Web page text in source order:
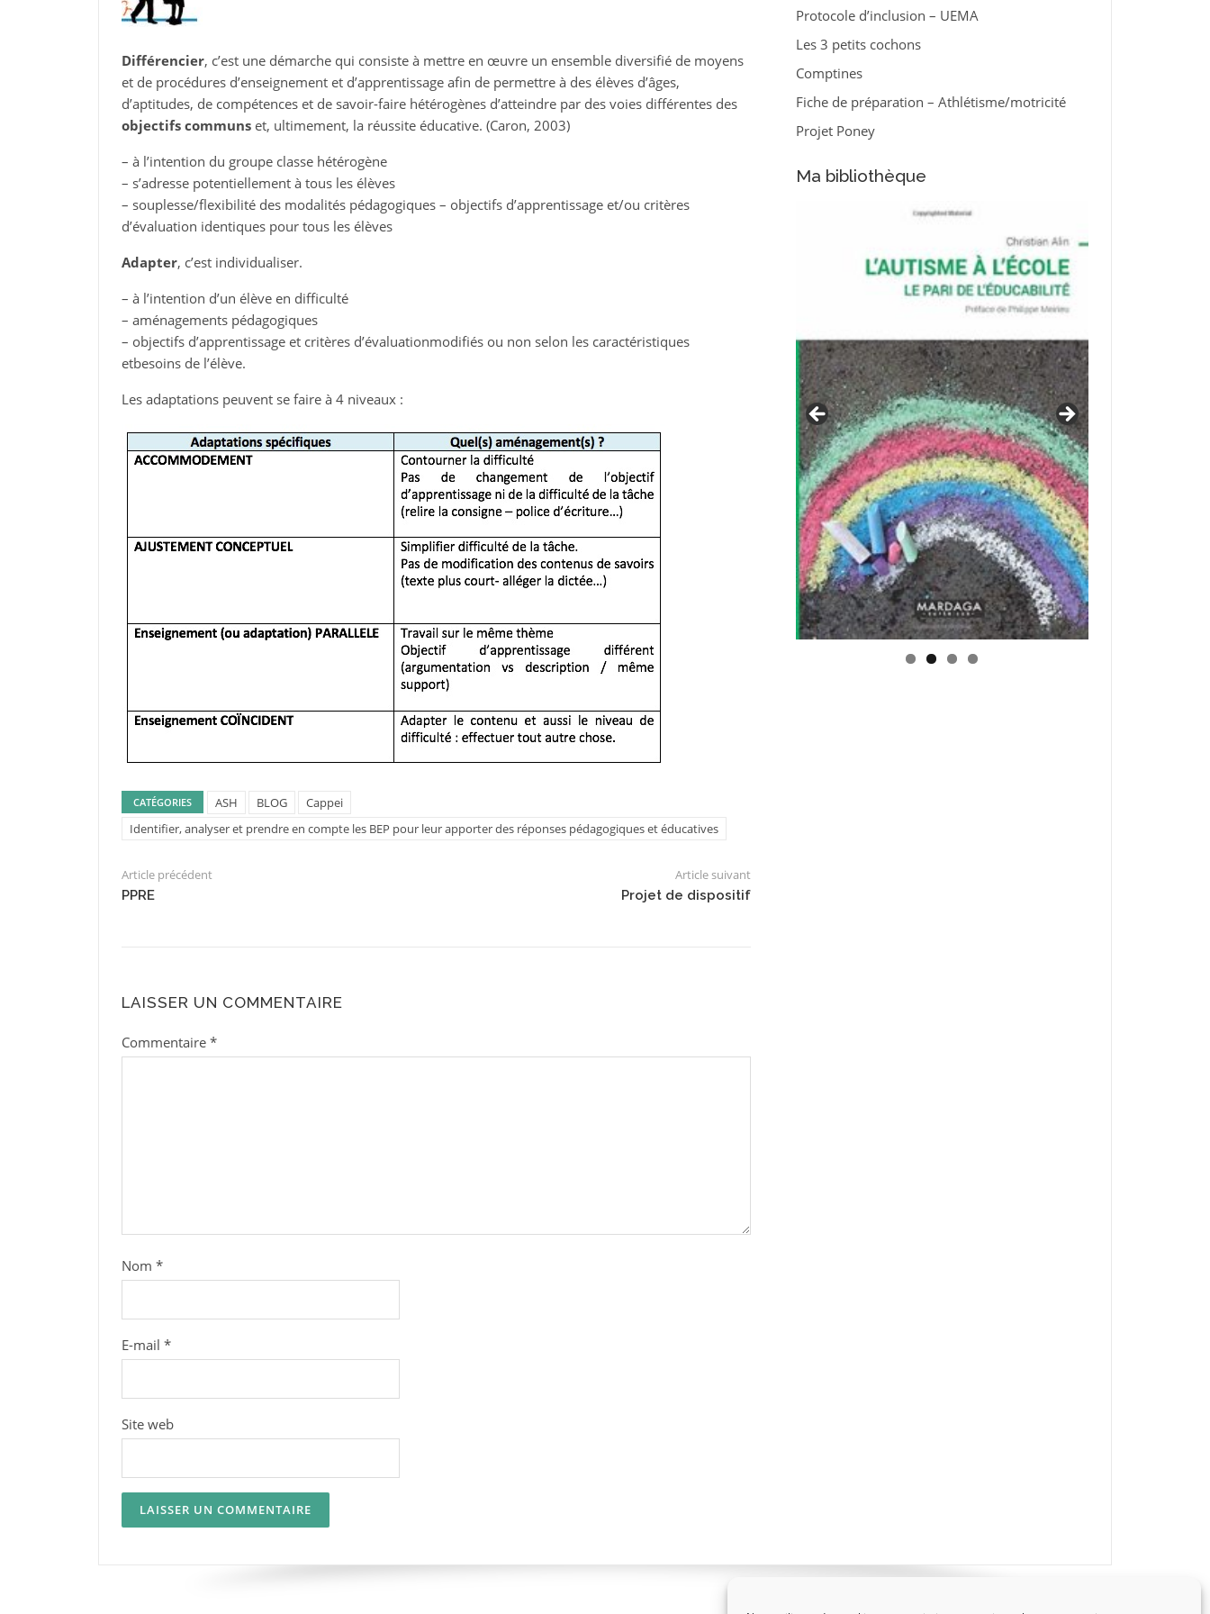
Différencier, c’est une démarche qui consiste à mettre en œuvre un ensemble diversifié de moyens
et de procédures d’enseignement et d’apprentissage afin de permettre à des élèves d’âges,
d’aptitudes, de compétences et de savoir-faire hétérogènes d’atteindre par des voies différentes des
objectifs communset, ultimement, la réussite éducative. (Caron, 2003)
– à l’intention du groupe classe hétérogène
– s’adresse potentiellement à tous les élèves
– souplesse/flexibilité des modalités pédagogiques – objectifs d’apprentissage et/ou critères
d’évaluation identiques pour tous les élèves
Adapter, c’est individualiser.
– à l’intention d’un élève en difficulté
– aménagements pédagogiques
– objectifs d’apprentissage et critères d’évaluationmodifiés ou non selon les caractéristiques
etbesoins de l’élève.
Les adaptations peuvent se faire à 4 niveaux :
CATÉGORIES ASH BLOG
Cappei
Identifier, analyser et prendre en compte les BEP pour leur apporter des réponses pédagogiques et éducatives
Article précédent
PPRE
Article suivant
Projet de dispositif
LAISSER UN COMMENTAIRE
Commentaire *
Nom *
E-mail *
Site web
Protocole d’inclusion – UEMA
Les 3 petits cochons
Comptines
Fiche de préparation – Athlétisme/motricité
Projet Poney
Ma bibliothèque